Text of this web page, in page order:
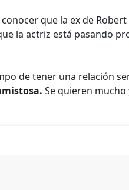
que la ex de
la actriz está pasando
de tener una relación
Se quieren mucho